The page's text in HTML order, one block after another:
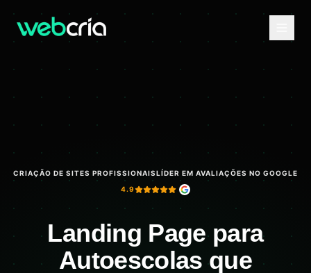
CRIAÇÃO DE SITES PROFISSIONAISLÍDER EM AVALIAÇÕES NO GOOGLE
4.9
Landing Page para
Autoescolas que